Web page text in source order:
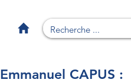
Emmanuel CAPUS :